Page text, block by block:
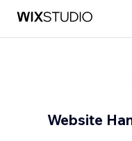
Website